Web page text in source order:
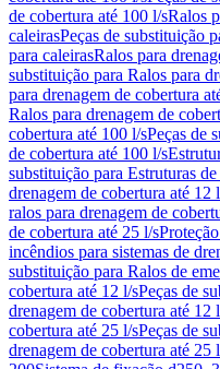
de cobertura até 100 l/sRalos
caleirasPeças de substituição
para caleirasRalos para
substituição para Ralos para
para drenagem de cobertura
Ralos para drenagem de
cobertura até 100 l/sPeças de
de cobertura até 100 l/s
substituição para Estruturas
drenagem de cobertura até 12
ralos para drenagem de
de cobertura até 25 l/s
incêndios para sistemas de
substituição para Ralos de
cobertura até 12 l/sPeças de
drenagem de cobertura até 12
cobertura até 25 l/sPeças de
drenagem de cobertura até 25